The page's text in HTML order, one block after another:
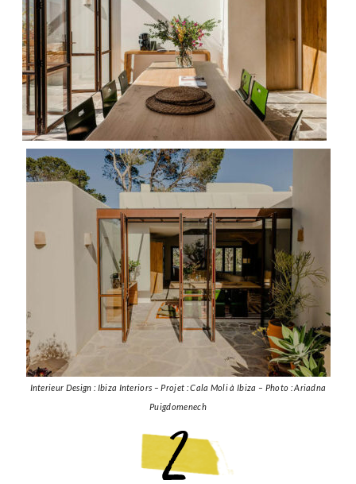
Interieur Design : Ibiza Interiors – Projet : Cala Moli à Ibiza – Photo : Ariadna
Puigdomenech